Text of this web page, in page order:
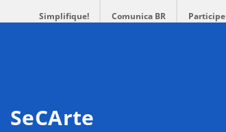
Simplifique! Comunica BR Participe